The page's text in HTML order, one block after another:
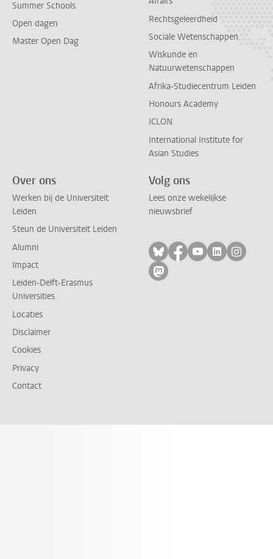
Summer Schools
Open dagen
Master Open Dag
Rechtsgeleerdheid
Sociale Wetenschappen
Wiskunde en
Natuurwetenschappen
Afrika-Studiecentrum Leiden
Honours Academy
ICLON
International Institute for
Asian Studies
Over ons
Werken bij de Universiteit
Leiden
Steun de Universiteit Leiden
Alumni
Impact
Leiden-Delft-Erasmus
Universities
Locaties
Disclaimer
Cookies
Privacy
Contact
Volg ons
Lees onze wekelijkse
nieuwsbrief
Volg ons op bluesky
Volg ons op
Volg ons op
Volg ons
Volg
Volg ons op mastodon